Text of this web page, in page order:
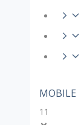
MOBILE
11